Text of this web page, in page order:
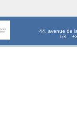
44, avenue de
Tél. :